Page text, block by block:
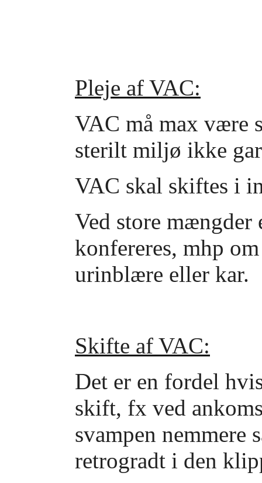
Pleje af VAC:
VAC må max være
sterilt miljø ikke
VAC skal skiftes i
Ved store
konfereres, mhp
urinblære eller kar.
Skifte af VAC:
Det er en fordel
skift, fx ved
svampen nemmere
retrogradt i den